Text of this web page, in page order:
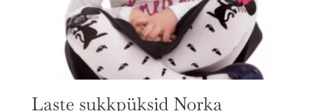
Laste sukkpüksid Norka